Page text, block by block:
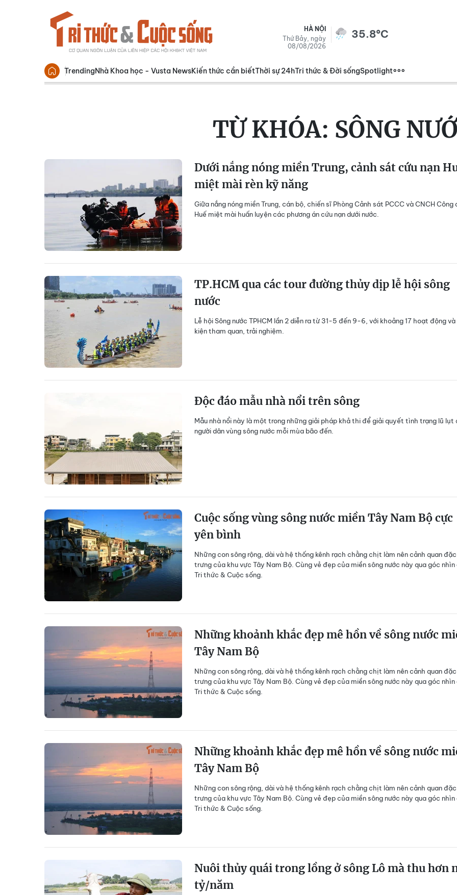
HÀ NỘI
Thứ Bảy, ngày
08/08/2026
35.8°C
TrendingNhà Khoa học - Vusta NewsKiến thức cần biếtThời sự 24hTri thức & Đời sốngSpotlight
TỪ KHÓA: SÔNG
Dưới nắng nóng miền Trung, cảnh sát cứu nạn
miệt mài rèn kỹ năng
Giữa nắng nóng miền Trung, cán bộ, chiến sĩ Phòng Cảnh sát PCCC và CNCH Công
Huế miệt mài huấn luyện các phương án cứu nạn dưới nước.
TP.HCM qua các tour đường thủy dịp lễ hội sông
nước
Lễ hội Sông nước TPHCM lần 2 diễn ra từ 31-5 đến 9-6, với khoảng 17 hoạt động và
kiện tham quan, trải nghiệm.
Độc đáo mẫu nhà nổi trên sông
Mẫu nhà nổi này là một trong những giải pháp khả thi để giải quyết tình trạng lũ lụt
người dân vùng sông nước mỗi mùa bão đến.
Cuộc sống vùng sông nước miền Tây Nam Bộ cực
yên bình
Những con sông rộng, dài và hệ thống kênh rạch chằng chịt làm nên cảnh quan đặc
trưng của khu vực Tây Nam Bộ. Cùng vẻ đẹp của miền sông nước này qua góc nhìn
Tri thức & Cuộc sống.
Những khoảnh khắc đẹp mê hồn về sông nước
Tây Nam Bộ
Những con sông rộng, dài và hệ thống kênh rạch chằng chịt làm nên cảnh quan đặc
trưng của khu vực Tây Nam Bộ. Cùng vẻ đẹp của miền sông nước này qua góc nhìn
Tri thức & Cuộc sống.
Những khoảnh khắc đẹp mê hồn về sông nước
Tây Nam Bộ
Những con sông rộng, dài và hệ thống kênh rạch chằng chịt làm nên cảnh quan đặc
trưng của khu vực Tây Nam Bộ. Cùng vẻ đẹp của miền sông nước này qua góc nhìn
Tri thức & Cuộc sống.
Nuôi thủy quái trong lồng ở sông Lô mà thu hơn
tỷ/năm